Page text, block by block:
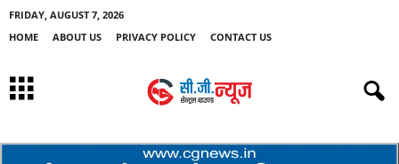
FRIDAY, AUGUST 7, 2026
HOME
ABOUT US PRIVACY POLICY CONTACT US